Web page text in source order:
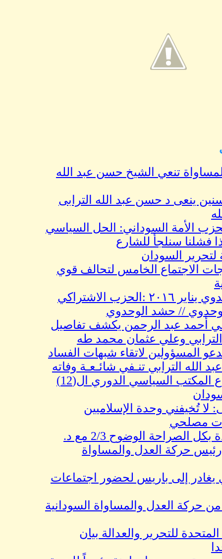
تنعي الشيخ حسن عبد الله
د حسن عبد الله الترابى
الأمة السوداني: الحل السياسي
سنلجأ للشارع
السودان
الخامس لتحالف قوي
بيان حشد الوحدوي يناير ٢٠١٦ :الحزب الاشتراكي
// حشد الوحدوي
عبد الرحمن يكشف تفاصيل
وعلي عثمان محمد طه
لاتقاء شبهات الفساد
الترابي تنـفي شائـعـة وفاته
مخرجات اجتماع المكتب السياسي الدوري ال(12)
وحدة الإسلاميين
حوار فوق العادة بكل الصراحة الوضوح 2/3 مع د.
حركة العدل والمساواة
إلى باريس لحضور اجتماعات
العدل والمساواة السودانية
للتحرير والعدالة بيان